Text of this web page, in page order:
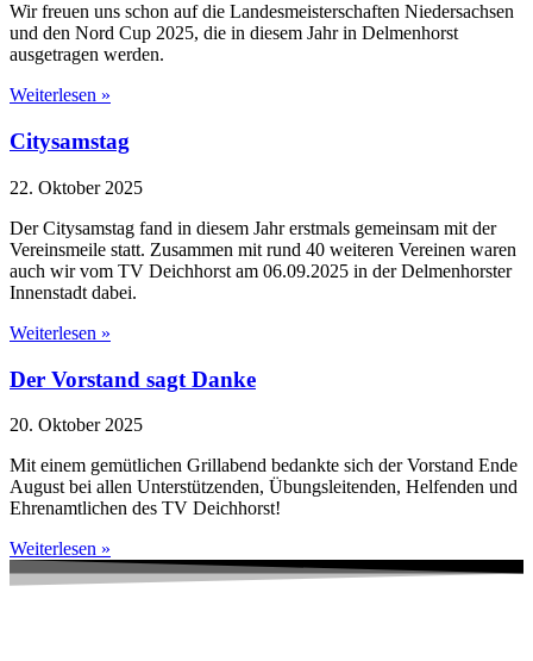
Wir freuen uns schon auf die Landesmeisterschaften Niedersachsen
und den Nord Cup 2025, die in diesem Jahr in Delmenhorst
ausgetragen werden.
Weiterlesen »
Citysamstag
22. Oktober 2025
Der Citysamstag fand in diesem Jahr erstmals gemeinsam mit der
Vereinsmeile statt. Zusammen mit rund 40 weiteren Vereinen waren
auch wir vom TV Deichhorst am 06.09.2025 in der Delmenhorster
Innenstadt dabei.
Weiterlesen »
Der Vorstand sagt Danke
20. Oktober 2025
Mit einem gemütlichen Grillabend bedankte sich der Vorstand Ende
August bei allen Unterstützenden, Übungsleitenden, Helfenden und
Ehrenamtlichen des TV Deichhorst!
Weiterlesen »